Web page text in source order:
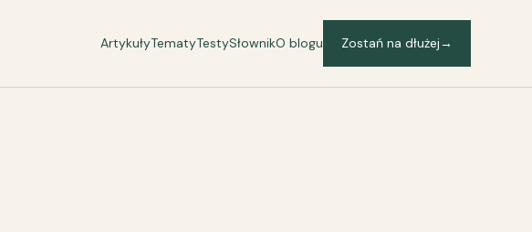
ArtykułyTematyTestySłownikO blogu Zostań na dłużej→